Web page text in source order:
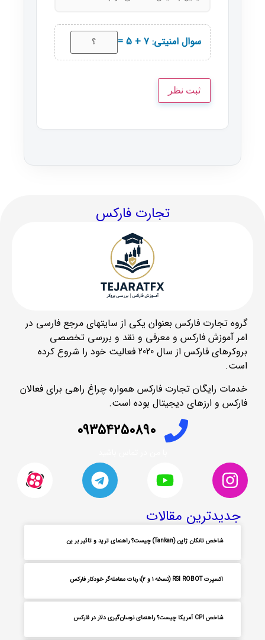
سوال امنیتی: 7 + 5 =
تجارت فارکس
گروه تجارت فارکس بعنوان یکی از سایتهای مرجع فارسی در
امر آموزش فارکس و معرفی و نقد و بررسی تخصصی
بروکرهای فارکس از سال 2020 فعالیت خود را شروع کرده
است.
خدمات رایگان تجارت فارکس همواره چراغ راهی برای فعالان
فارکس و ارزهای دیجیتال بوده است.
09354250890
جدیدترین مقالات
شاخص تانکان ژاپن (Tankan) چیست؟ راهنمای ترید و تاثیر بر ین
اکسپرت RSI ROBOT (نسخه ۱ و ۲)؛ ربات معامله‌گر خودکار فارکس
شاخص CPI آمریکا چیست؟ راهنمای نوسان‌گیری دلار در فارکس